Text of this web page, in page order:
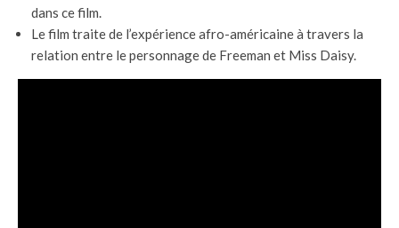
dans ce film.
Le film traite de l’expérience afro-américaine à travers la
relation entre le personnage de Freeman et Miss Daisy.